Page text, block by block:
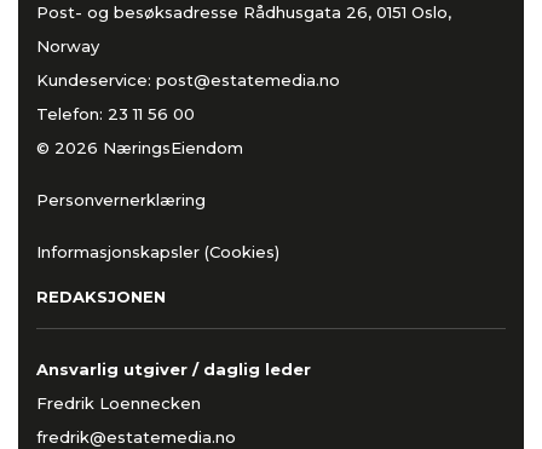
Post- og besøksadresse Rådhusgata 26, 0151 Oslo,
Norway
Kundeservice: post@estatemedia.no
Telefon: 23 11 56 00
© 2026 NæringsEiendom
Personvernerklæring
Informasjonskapsler (Cookies)
REDAKSJONEN
Ansvarlig utgiver / daglig leder
Fredrik Loennecken
fredrik@estatemedia.no